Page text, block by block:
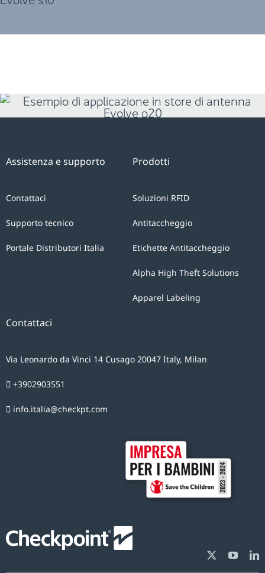
Prodotti
Soluzioni RFID
Antitaccheggio
Etichette Antitaccheggio
Alpha High Theft Solutions
Apparel Labeling
Assistenza e supporto
Contattaci
Supporto tecnico
Portale Distributori Italia
Contattaci
Via Leonardo da Vinci 14 Cusago 20047 Italy, Milan
+3902903551
info.italia@checkpt.com